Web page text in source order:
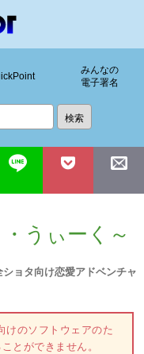
みんなの
電子署名
うぃーく～
ョタ向け恋愛アドベンチャ
けのソフトウェアのた
とができません。